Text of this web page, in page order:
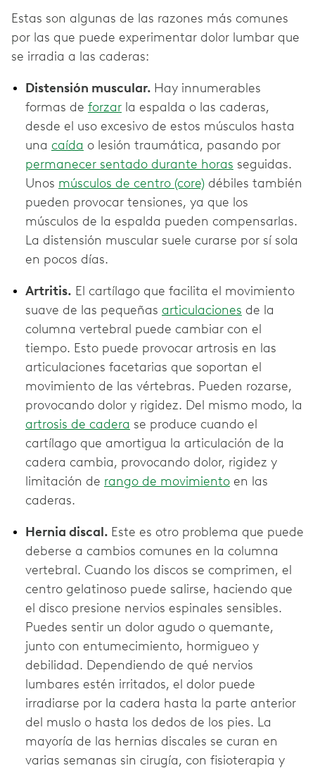
Estas son algunas de las razones más comunes
por las que puede experimentar dolor lumbar que
se irradia a las caderas:
Distensión muscular. Hay innumerables
formas de forzar la espalda o las caderas,
desde el uso excesivo de estos músculos hasta
una caída o lesión traumática, pasando por
permanecer sentado durante horas seguidas.
Unos músculos de centro (core) débiles también
pueden provocar tensiones, ya que los
músculos de la espalda pueden compensarlas.
La distensión muscular suele curarse por sí sola
en pocos días.
Artritis. El cartílago que facilita el movimiento
suave de las pequeñas articulaciones de la
columna vertebral puede cambiar con el
tiempo. Esto puede provocar artrosis en las
articulaciones facetarias que soportan el
movimiento de las vértebras. Pueden rozarse,
provocando dolor y rigidez. Del mismo modo, la
artrosis de cadera se produce cuando el
cartílago que amortigua la articulación de la
cadera cambia, provocando dolor, rigidez y
limitación de rango de movimiento en las
caderas.
Hernia discal. Este es otro problema que puede
deberse a cambios comunes en la columna
vertebral. Cuando los discos se comprimen, el
centro gelatinoso puede salirse, haciendo que
el disco presione nervios espinales sensibles.
Puedes sentir un dolor agudo o quemante,
junto con entumecimiento, hormigueo y
debilidad. Dependiendo de qué nervios
lumbares estén irritados, el dolor puede
irradiarse por la cadera hasta la parte anterior
del muslo o hasta los dedos de los pies. La
mayoría de las hernias discales se curan en
varias semanas sin cirugía, con fisioterapia y